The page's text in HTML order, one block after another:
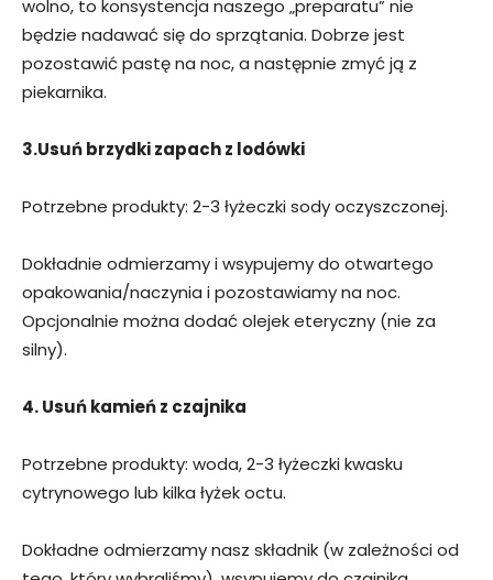
wolno, to konsystencja naszego „preparatu” nie
będzie nadawać się do sprzątania. Dobrze jest
pozostawić pastę na noc, a następnie zmyć ją z
piekarnika.
3.Usuń brzydki zapach z lodówki
Potrzebne produkty: 2-3 łyżeczki sody oczyszczonej.
Dokładnie odmierzamy i wsypujemy do otwartego
opakowania/naczynia i pozostawiamy na noc.
Opcjonalnie można dodać olejek eteryczny (nie za
silny).
4. Usuń kamień z czajnika
Potrzebne produkty: woda, 2-3 łyżeczki kwasku
cytrynowego lub kilka łyżek octu.
Dokładne odmierzamy nasz składnik (w zależności od